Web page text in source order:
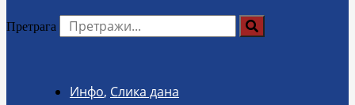
Претрага
Инфо, Слика дана